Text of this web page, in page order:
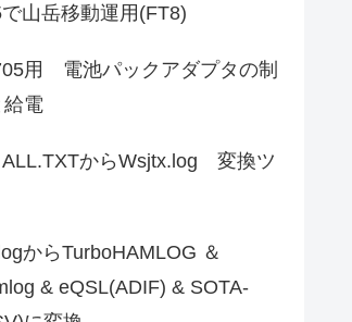
山岳移動運用(FT8)
用 電池パックアダプタの制
電
ALL.TXTからWsjtx.log 変換ツ
からTurboHAMLOG ＆
& eQSL(ADIF) & SOTA-